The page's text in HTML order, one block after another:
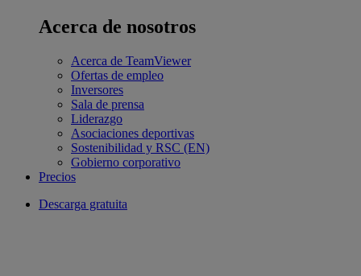
Acerca de nosotros
Acerca de TeamViewer
Ofertas de empleo
Inversores
Sala de prensa
Liderazgo
Asociaciones deportivas
Sostenibilidad y RSC (EN)
Gobierno corporativo
Precios
Descarga gratuita